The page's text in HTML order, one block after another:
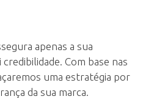
apenas a sua
Com base nas
uma estratégia por
da sua marca.